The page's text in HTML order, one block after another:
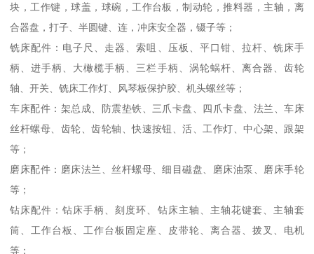
块，工作键，球盖，球碗，工作台板，制动轮，推料器，主轴，离
合器盘，打子、半圆键、连，冲床安全器，镊子等；
铣床配件：电子尺、走器、索咀、压板、平口钳、拉杆、铣床手
柄、进手柄、大橄榄手柄、三栏手柄、涡轮蜗杆、离合器、齿轮
轴、开关、铣床工作灯、风琴板保护胶、机头螺丝等；
车床配件：架总成、防震垫铁、三爪卡盘、四爪卡盘、法兰、车床
丝杆螺母、齿轮、齿轮轴、快速按钮、活、工作灯、中心架、跟架
等；
磨床配件：磨床法兰、丝杆螺母、细目磁盘、磨床油泵、磨床手轮
等；
钻床配件：钻床手柄、刻度环、钻床主轴、主轴花键套、主轴套
筒、工作台板、工作台板固定座、皮带轮、离合器、拨叉、电机
等；